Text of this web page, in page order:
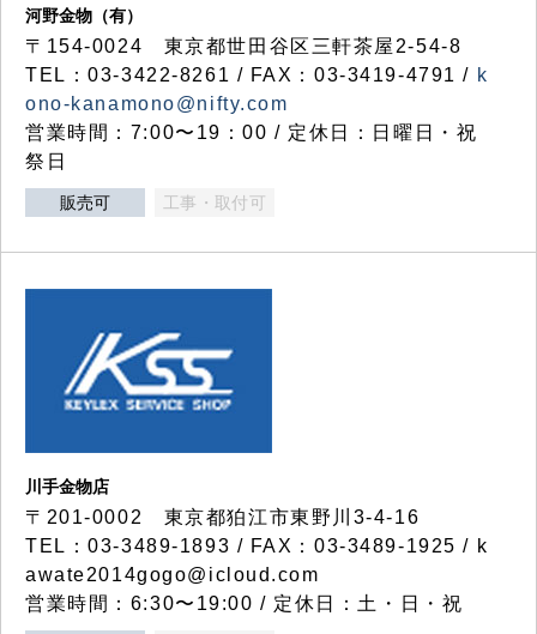
河野金物（有）
〒154-0024 東京都世田谷区三軒茶屋2-54-8
TEL：03-3422-8261 / FAX：03-3419-4791 / k
ono-kanamono@nifty.com
営業時間：7:00〜19：00 / 定休日：日曜日・祝
祭日
販売可 工事・取付可
川手金物店
〒201-0002 東京都狛江市東野川3-4-16
TEL：03-3489-1893 / FAX：03-3489-1925 / k
awate2014gogo@icloud.com
営業時間：6:30〜19:00 / 定休日：土・日・祝